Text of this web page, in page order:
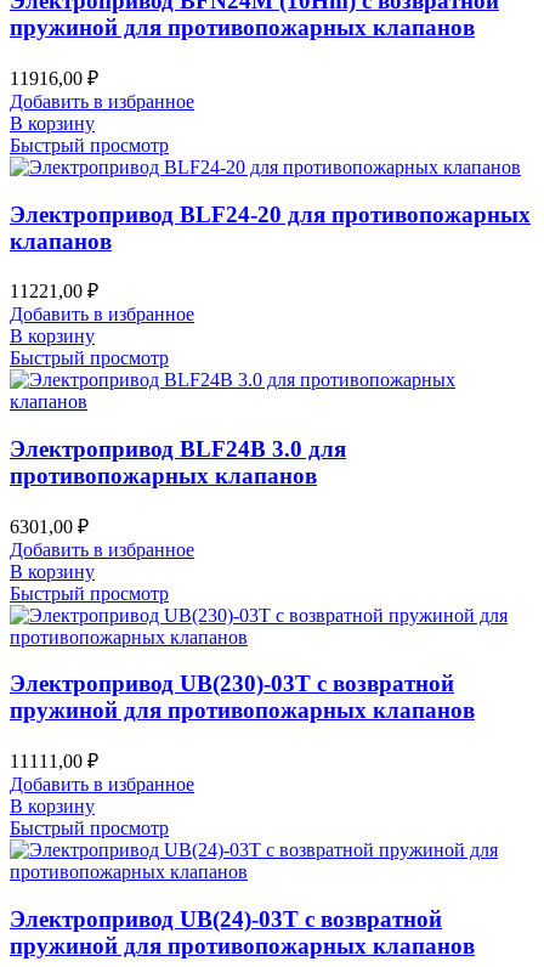
пружиной для противопожарных клапанов
11916,00 ₽
Добавить в избранное
В корзину
Быстрый просмотр
Электропривод BLF24-20 для противопожарных
клапанов
11221,00 ₽
Добавить в избранное
В корзину
Быстрый просмотр
Электропривод BLF24B 3.0 для
противопожарных клапанов
6301,00 ₽
Добавить в избранное
В корзину
Быстрый просмотр
Электропривод UB(230)-03T с возвратной
пружиной для противопожарных клапанов
11111,00 ₽
Добавить в избранное
В корзину
Быстрый просмотр
Электропривод UB(24)-03T с возвратной
пружиной для противопожарных клапанов